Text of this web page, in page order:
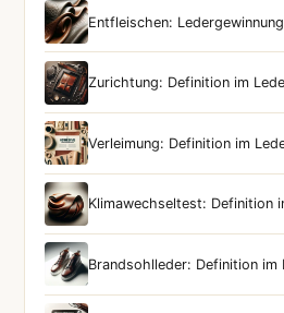
Entfleischen:
Zurichtung: Definition im
Verleimung: Definition im
Klimawechseltest: Definition
Brandsohlleder: Definition im